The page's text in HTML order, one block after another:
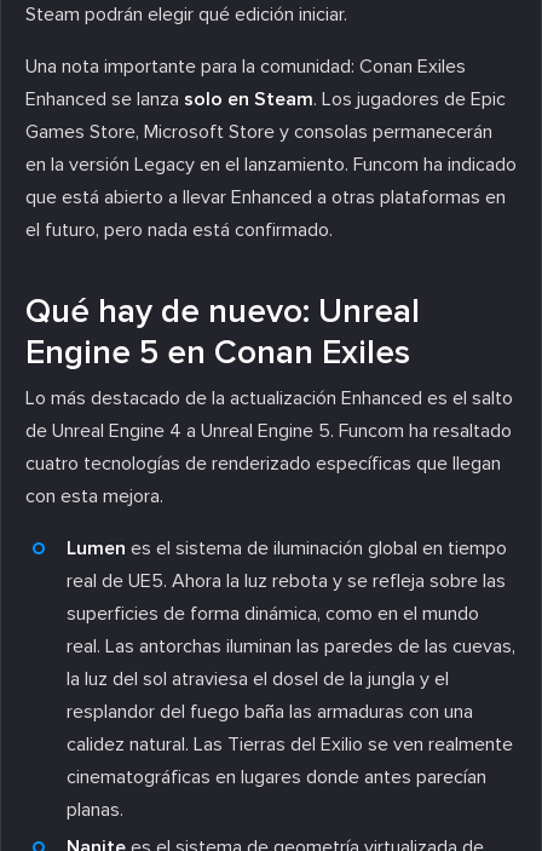
Steam podrán elegir qué edición iniciar.
Una nota importante para la comunidad: Conan Exiles
Enhanced se lanza solo en Steam. Los jugadores de Epic
Games Store, Microsoft Store y consolas permanecerán
en la versión Legacy en el lanzamiento. Funcom ha indicado
que está abierto a llevar Enhanced a otras plataformas en
el futuro, pero nada está confirmado.
Qué hay de nuevo: Unreal
Engine 5 en Conan Exiles
Lo más destacado de la actualización Enhanced es el salto
de Unreal Engine 4 a Unreal Engine 5. Funcom ha resaltado
cuatro tecnologías de renderizado específicas que llegan
con esta mejora.
Lumen es el sistema de iluminación global en tiempo
real de UE5. Ahora la luz rebota y se refleja sobre las
superficies de forma dinámica, como en el mundo
real. Las antorchas iluminan las paredes de las cuevas,
la luz del sol atraviesa el dosel de la jungla y el
resplandor del fuego baña las armaduras con una
calidez natural. Las Tierras del Exilio se ven realmente
cinematográficas en lugares donde antes parecían
planas.